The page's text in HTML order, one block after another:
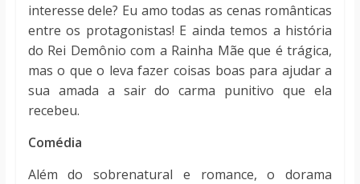
interesse dele? Eu amo todas as cenas românticas
entre os protagonistas! E ainda temos a história
do Rei Demônio com a Rainha Mãe que é trágica,
mas o que o leva fazer coisas boas para ajudar a
sua amada a sair do carma punitivo que ela
recebeu.
Comédia
Além do sobrenatural e romance, o dorama